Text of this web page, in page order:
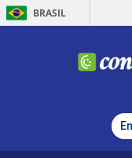
BRASIL